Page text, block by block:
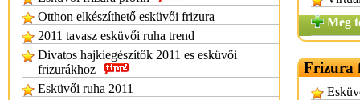
Otthon elkészíthető esküvői frizura
2011 tavasz esküvői ruha trend
Divatos hajkiegészítők 2011 es esküvői
frizurákhoz
Esküvői ruha 2011
Még
Frizura